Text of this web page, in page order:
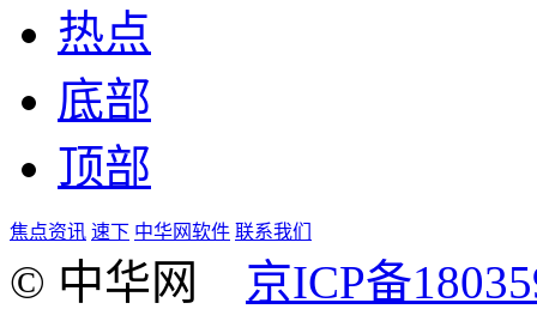
热点
底部
顶部
焦点资讯 速下 中华网软件 联系我们
© 中华网 京ICP备